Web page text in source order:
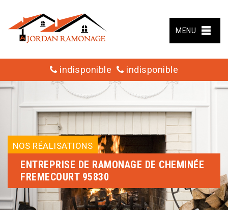
MENU
indisponible indisponible
NOS RÉALISATIONS
ENTREPRISE DE RAMONAGE DE CHEMINÉE
FREMECOURT 95830